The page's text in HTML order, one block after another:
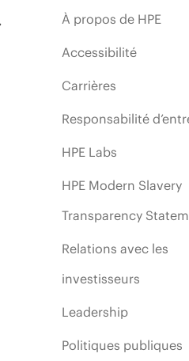
À propos de HPE
Accessibilité
Carrières
Responsabilité
HPE Labs
HPE Modern Slavery
Transparency
Relations avec les
investisseurs
Leadership
Politiques publiques